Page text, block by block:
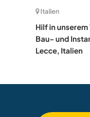
Italien
Hilf in
Bau- und
Lecce, Italien